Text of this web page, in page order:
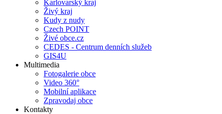
Karlovarský kraj
Živý kraj
Kudy z nudy
Czech POINT
Živé obce.cz
CEDES - Centrum denních služeb
GIS4U
Multimedia
Fotogalerie obce
Video 360°
Mobilní aplikace
Zpravodaj obce
Kontakty